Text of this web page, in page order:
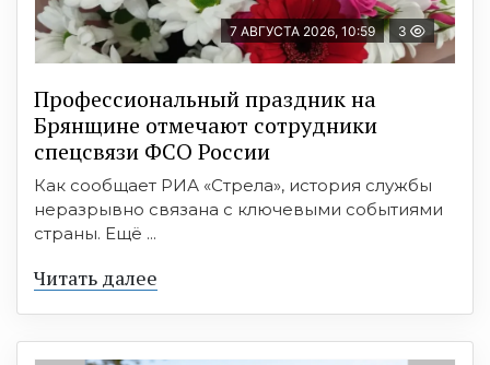
7 АВГУСТА 2026, 10:59 3
Профессиональный праздник на
Брянщине отмечают сотрудники
спецсвязи ФСО России
Как сообщает РИА «Стрела», история службы
неразрывно связана с ключевыми событиями
страны. Ещё ...
Читать далее